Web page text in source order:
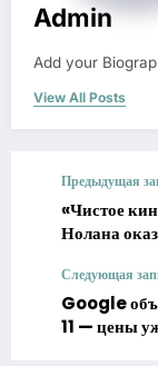
Admin
Add your
View All Posts
Предыдущая
«Чистое
Нолана
Следующая
Google
11 — цены